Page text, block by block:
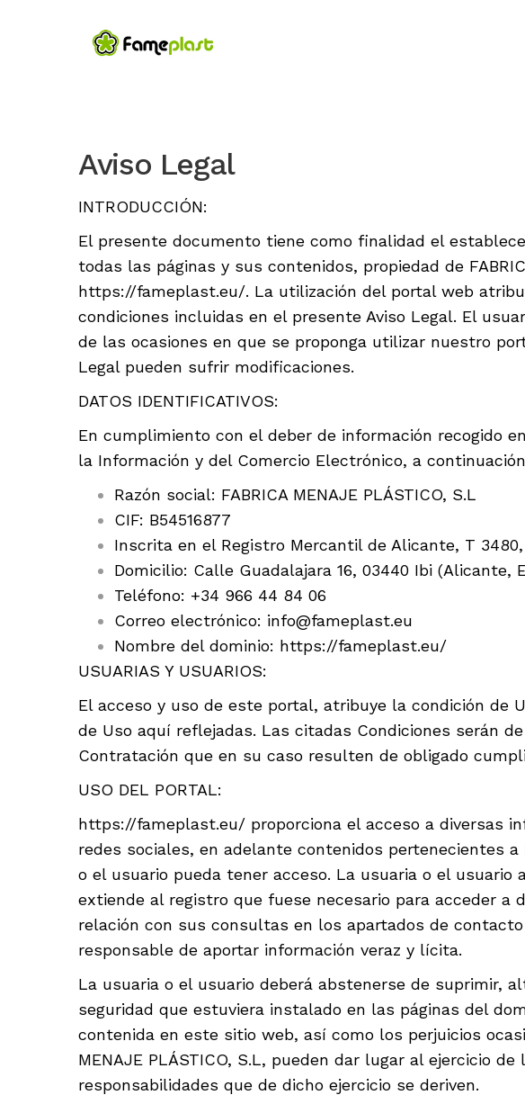
Aviso Legal
INTRODUCCIÓN:
El presente documento tiene como finalidad el
todas las páginas y sus contenidos, propiedad de
https://fameplast.eu/. La utilización del portal web
condiciones incluidas en el presente Aviso Legal. El
de las ocasiones en que se proponga utilizar nuestro
Legal pueden sufrir modificaciones.
DATOS IDENTIFICATIVOS:
En cumplimiento con el deber de información recogido
la Información y del Comercio Electrónico, a
Razón social: FABRICA MENAJE PLÁSTICO, S.L
CIF: B54516877
Inscrita en el Registro Mercantil de Alicante, T 3480,
Domicilio: Calle Guadalajara 16, 03440 Ibi (Alicante,
Teléfono: +34 966 44 84 06
Correo electrónico: info@fameplast.eu
Nombre del dominio: https://fameplast.eu/
USUARIAS Y USUARIOS:
El acceso y uso de este portal, atribuye la condición de
de Uso aquí reflejadas. Las citadas Condiciones serán
Contratación que en su caso resulten de obligado
USO DEL PORTAL:
https://fameplast.eu/ proporciona el acceso a diversas
redes sociales, en adelante contenidos pertenecientes a
o el usuario pueda tener acceso. La usuaria o el
extiende al registro que fuese necesario para acceder
relación con sus consultas en los apartados de
responsable de aportar información veraz y lícita.
La usuaria o el usuario deberá abstenerse de suprimir,
seguridad que estuviera instalado en las páginas del
contenida en este sitio web, así como los perjuicios
MENAJE PLÁSTICO, S.L, pueden dar lugar al ejercicio
responsabilidades que de dicho ejercicio se deriven.